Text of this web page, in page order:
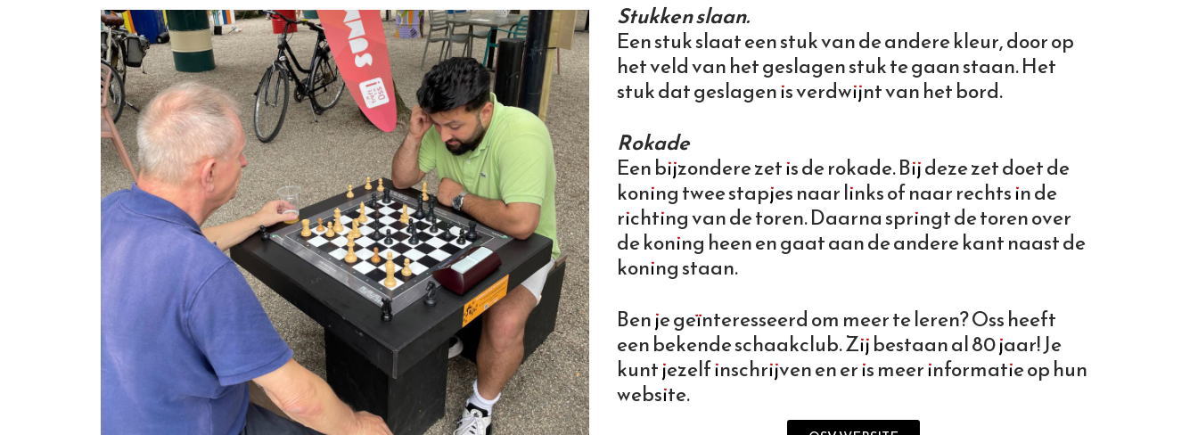
Stukken slaan.
Een stuk slaat een stuk van de andere kleur, door op
het veld van het geslagen stuk te gaan staan. Het
stuk dat geslagen is verdwijnt van het bord.
Rokade
Een bijzondere zet is de rokade. Bij deze zet doet de
koning twee stapjes naar links of naar rechts in de
richting van de toren. Daarna springt de toren over
de koning heen en gaat aan de andere kant naast de
koning staan.
Ben je geïnteresseerd om meer te leren? Oss heeft
een bekende schaakclub. Zij bestaan al 80 jaar! Je
kunt jezelf inschrijven en er is meer informatie op hun
website.